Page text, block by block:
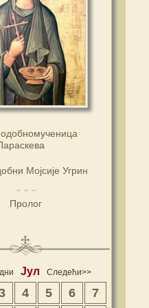
Мојсије Угрин
Пролог
Јул Следећи>>
4 5 6
7